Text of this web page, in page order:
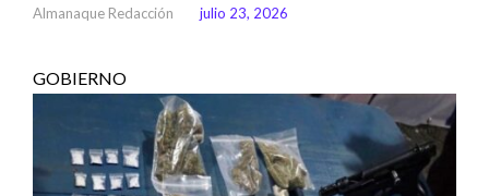
Almanaque Redacción julio 23, 2026
GOBIERNO